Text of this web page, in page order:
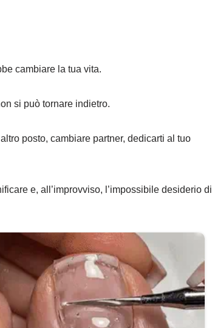
cambiare la tua vita.
si può tornare indietro.
posto, cambiare partner, dedicarti al tuo
e, all’improvviso, l’impossibile desiderio di